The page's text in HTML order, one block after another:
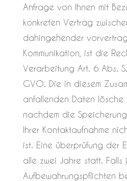
Anfrage von Ihnen mit
konkreten Vertrag
dahingehender
Kommunikation, ist die
Verarbeitung Art. 6 Abs.
GVO. Die in diesem
anfallenden Daten lösche
nachdem die
Ihrer Kontaktaufnahme
ist. Eine überprüfung der
alle zwei Jahre statt.
Aufbewahrungspflichten